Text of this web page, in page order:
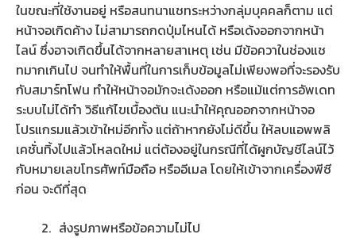
ในขณะที่ใช้งานอยู่ หรือสนทนาแชทระหว่างกลุ่มบุคคลก็ตาม แต่
หน้าจอเกิดค้าง ไม่สามารถกดปุ่มไหนได้ หรือเด้งออกจากหน้า
ไลน์ ซึ่งอาจเกิดขึ้นได้จากหลายสาเหตุ เช่น มีข้อควาในช่องแช
ทมากเกินไป จนทำให้พื้นที่ในการเก็บข้อมูลไม่เพียงพอที่จะรองรับ
กับสมาร์ทโฟน ทำให้หน้าจอมักจะเด้งออก หรือแม้แต่การอัพเดท
ระบบไม่ได้ทำ วิธีแก้ไขเบื้องต้น แนะนำให้คุณออกจากหน้าจอ
โปรแกรมแล้วเข้าใหม่อีกทั้ง แต่ถ้าหากยังไม่ดีขึ้น ให้ลบแอพพลิ
เคชั่นทิ้งไปแล้วโหลดใหม่ แต่ต้องอยู่ในกรณีที่ได้ผูกบัญชีไลน์ไว้
กับหมายเลขโทรศัพท์มือถือ หรืออีเมล โดยให้เข้าจากเครื่องพีซี
ก่อน จะดีที่สุด
ส่งรูปภาพหรือข้อความไม่ไป